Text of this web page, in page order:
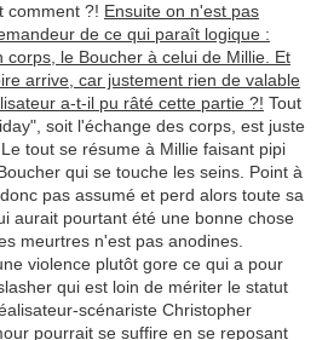
comment ?! Ensuite on n'est pas
de ce qui paraît logique :
corps, le Boucher à celui de Millie. Et
arrive, car justement rien de valable
a-t-il pu râté cette partie ?! Tout
soit l'échange des corps, est juste
tout se résume à Millie faisant pipi
qui se touche les seins. Point à
pas assumé et perd alors toute sa
aurait pourtant été une bonne chose
meurtres n'est pas anodines.
violence plutôt gore ce qui a pour
qui est loin de mériter le statut
scénariste Christopher
pourrait se suffire en se reposant